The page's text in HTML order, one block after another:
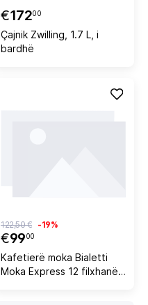
€17200
Çajnik Zwilling, 1.7 L, i
bardhë
€9900
122,50 € -19%
Kafetierë moka Bialetti
Moka Express 12 filxhanë,